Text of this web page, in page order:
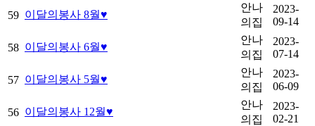
59 이달의봉사 8월♥
안나
의집
2023-
09-14
58 이달의봉사 6월♥
안나
의집
2023-
07-14
57 이달의봉사 5월♥
안나
의집
2023-
06-09
56 이달의봉사 12월♥
안나
의집
2023-
02-21